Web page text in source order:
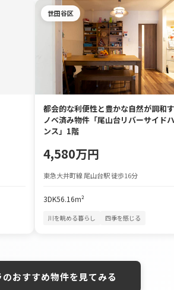
世田谷区
都会的な利便性と豊かな自然が調和
ノベ済み物件「尾山台リバーサイド
ンス」1階
4,580万円
東急大井町線 尾山台駅 徒歩16分
3DK56.16m²
川を眺める暮らし 四季を感じる
のおすすめ物件を見てみる